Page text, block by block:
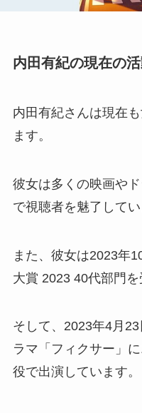
内田有紀の現在の
内田有紀さんは現在
ます。
彼女は多くの映画や
で視聴者を魅了してい
また、彼女は2023年
大賞 2023 40代部門を
そして、2023年4月
ラマ「フィクサー」
役で出演しています。